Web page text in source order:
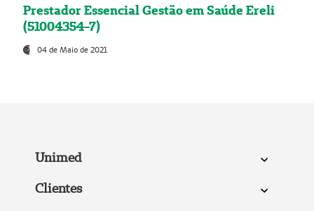
Prestador Essencial Gestão em Saúde Ereli
(51004354-7)
04 de Maio de 2021
Unimed
Clientes